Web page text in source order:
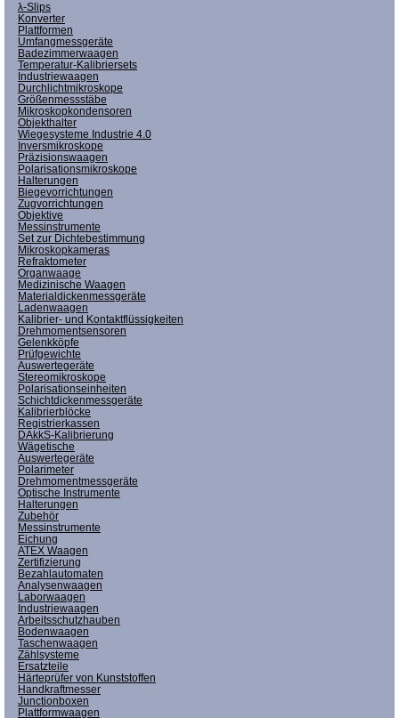
λ-Slips
Konverter
Plattformen
Umfangmessgeräte
Badezimmerwaagen
Temperatur-Kalibriersets
Industriewaagen
Durchlichtmikroskope
Größenmessstäbe
Mikroskopkondensoren
Objekthalter
Wiegesysteme Industrie 4.0
Inversmikroskope
Präzisionswaagen
Polarisationsmikroskope
Halterungen
Biegevorrichtungen
Zugvorrichtungen
Objektive
Messinstrumente
Set zur Dichtebestimmung
Mikroskopkameras
Refraktometer
Organwaage
Medizinische Waagen
Materialdickenmessgeräte
Ladenwaagen
Kalibrier- und Kontaktflüssigkeiten
Drehmomentsensoren
Gelenkköpfe
Prüfgewichte
Auswertegeräte
Stereomikroskope
Polarisationseinheiten
Schichtdickenmessgeräte
Kalibrierblöcke
Registrierkassen
DAkkS-Kalibrierung
Wägetische
Auswertegeräte
Polarimeter
Drehmomentmessgeräte
Optische Instrumente
Halterungen
Zubehör
Messinstrumente
Eichung
ATEX Waagen
Zertifizierung
Bezahlautomaten
Analysenwaagen
Laborwaagen
Industriewaagen
Arbeitsschutzhauben
Bodenwaagen
Taschenwaagen
Zählsysteme
Ersatzteile
Härteprüfer von Kunststoffen
Handkraftmesser
Junctionboxen
Plattformwaagen